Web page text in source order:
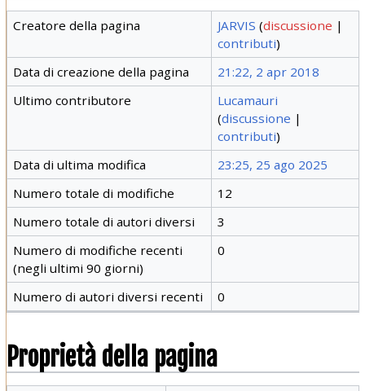
Creatore della pagina JARVIS (discussione |
contributi)
Data di creazione della pagina
21:22, 2 apr 2018
Ultimo contributore
Lucamauri
(discussione |
contributi)
Data di ultima modifica
23:25, 25 ago 2025
Numero totale di modifiche
12
Numero totale di autori diversi
3
Numero di modifiche recenti
(negli ultimi 90 giorni)
0
Numero di autori diversi recenti 0
Proprietà della pagina